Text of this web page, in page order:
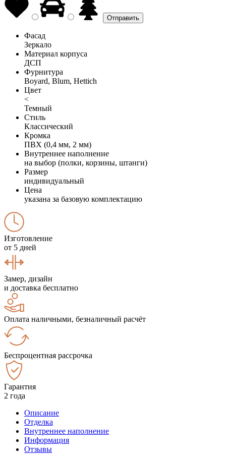
Фасад
Зеркало
Материал корпуса
ДСП
Фурнитура
Boyard, Blum, Hettich
Цвет
<
Темный
Стиль
Классический
Кромка
ПВХ (0,4 мм, 2 мм)
Внутреннее наполнение
на выбор (полки, корзины, штанги)
Размер
индивидуальный
Цена
указана за базовую комплектацию
Изготовление
от 5 дней
Замер, дизайн
и доставка бесплатно
Оплата наличными, безналичный расчёт
Беспроцентная рассрочка
Гарантия
2 года
Описание
Отделка
Внутреннее наполнение
Информация
Отзывы